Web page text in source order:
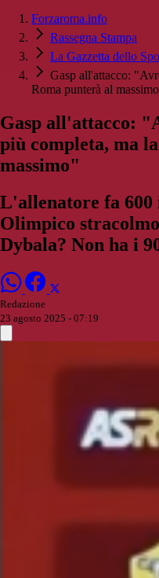
Forzaroma.info
Rassegna Stampa
La Gazzetta dello
Gasp all'attacco:
Roma punterà al
Gasp all'attacco:
più completa, ma
massimo"
L'allenatore fa 600
Olimpico
Dybala? Non ha i
Redazione
23 agosto 2025 - 07:19